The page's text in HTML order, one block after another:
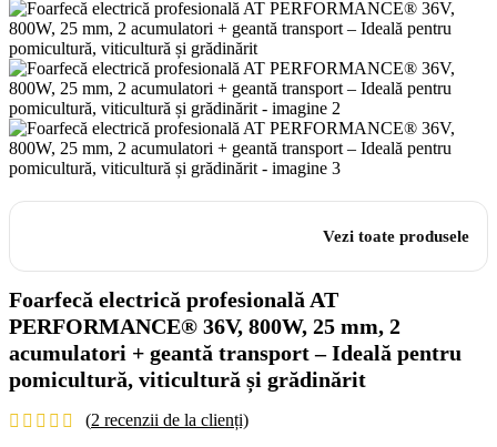
Vezi toate produsele
Foarfecă electrică profesională AT
PERFORMANCE® 36V, 800W, 25 mm, 2
acumulatori + geantă transport – Ideală pentru
pomicultură, viticultură și grădinărit
(2 recenzii de la clienți)